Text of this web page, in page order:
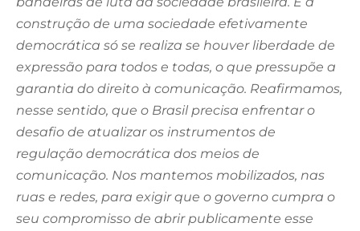
construção de uma sociedade efetivamente
democrática só se realiza se houver liberdade de
expressão para todos e todas, o que pressupõe a
garantia do direito à comunicação. Reafirmamos,
nesse sentido, que o Brasil precisa enfrentar o
desafio de atualizar os instrumentos de
regulação democrática dos meios de
comunicação. Nos mantemos mobilizados, nas
ruas e redes, para exigir que o governo cumpra o
seu compromisso de abrir publicamente esse